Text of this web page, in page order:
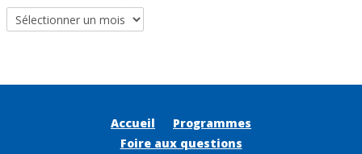
Accueil
Programmes
Foire aux questions